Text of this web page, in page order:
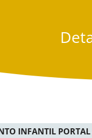
INFANTIL PORTAL